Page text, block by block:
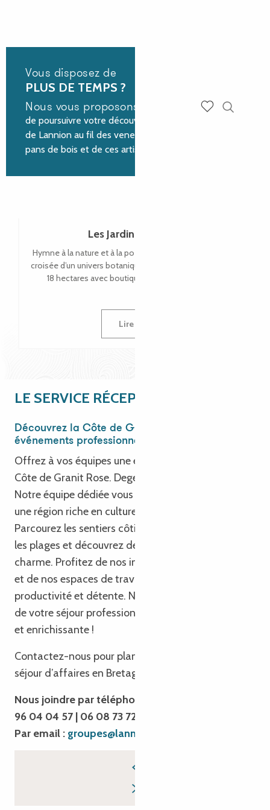
Vous disposez de
PLUS DE TEMPS ?
Nous vous proposons
de poursuivre votre découverte de la ville historique
de Lannion au fil des venelles pavées aux maisons à
pans de bois et de ces artistes et artisans d’art !
Les Jardins de Kerdalo
Hymne à la nature et à la poésie, en bordure du Jaudy et à la
croisée d’un univers botanique et romantique, grand parc de
18 hectares avec boutique et salon de thé. Accueil...
Lire la suite
LE SERVICE RÉCEPTIF
Découvrez la Côte de Granit Rose pour vos
événements professionnels !
Offrez à vos équipes une escapade inspirante sur la
Côte de Granit Rose. Degemer Mat e Breizh !
Notre équipe dédiée vous invite à explorer le Trégor,
une région riche en culture et en patrimoine.
Parcourez les sentiers côtiers, détendez-vous sur
les plages et découvrez des villes pleines de
charme. Profitez de nos infrastructures modernes
et de nos espaces de travail inspirants pour allier
productivité et détente. Nous sommes là pour faire
de votre séjour professionnel une expérience unique
et enrichissante !
Contactez-nous pour planifier votre prochain
séjour d’affaires en Bretagne !
Nous joindre par téléphone : 02 96 05 54 31 | 02
96 04 04 57 | 06 08 73 72 16
Par email : groupes@lannion-tregor.com